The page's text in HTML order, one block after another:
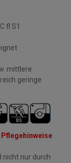
fl S1
mittlere
geringe
nicht nur durch